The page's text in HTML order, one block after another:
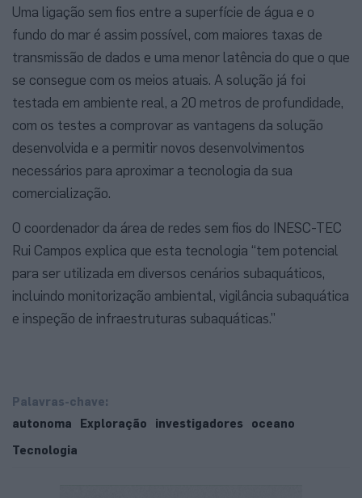
Uma ligação sem fios entre a superfície de água e o
fundo do mar é assim possível, com maiores taxas de
transmissão de dados e uma menor latência do que o que
se consegue com os meios atuais. A solução já foi
testada em ambiente real, a 20 metros de profundidade,
com os testes a comprovar as vantagens da solução
desenvolvida e a permitir novos desenvolvimentos
necessários para aproximar a tecnologia da sua
comercialização.
O coordenador da área de redes sem fios do INESC-TEC
Rui Campos explica que esta tecnologia “tem potencial
para ser utilizada em diversos cenários subaquáticos,
incluindo monitorização ambiental, vigilância subaquática
e inspeção de infraestruturas subaquáticas.”
Palavras-chave:
autonoma
Exploração investigadores
oceano
Tecnologia